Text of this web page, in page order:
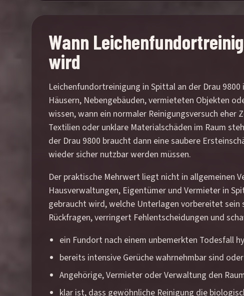
Wann
wird
Leichenfundortreinigung in Spittal an der Drau
Häusern, Nebengebäuden, vermieteten Objekten
wissen, wann ein normaler Reinigungsversuch
Textilien oder unklare Materialschäden im Raum
der Drau 9800 braucht dann eine saubere
wieder sicher nutzbar werden müssen.
Der praktische Mehrwert liegt nicht in allgemeinen
Hausverwaltungen, Eigentümer und Vermieter in
gebraucht wird, welche Unterlagen vorbereitet
Rückfragen, verringert Fehlentscheidungen und
ein Fundort nach einem unbemerkten Todesfall
bereits intensive Gerüche wahrnehmbar sind
Angehörige, Vermieter oder Verwaltung den
klar ist, dass gewöhnliche Reinigung die